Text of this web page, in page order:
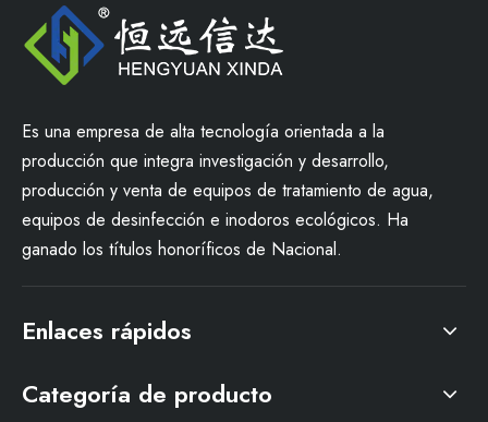
Es una empresa de alta tecnología orientada a la
producción que integra investigación y desarrollo,
producción y venta de equipos de tratamiento de agua,
equipos de desinfección e inodoros ecológicos. Ha
ganado los títulos honoríficos de Nacional.
Enlaces rápidos
Categoría de producto